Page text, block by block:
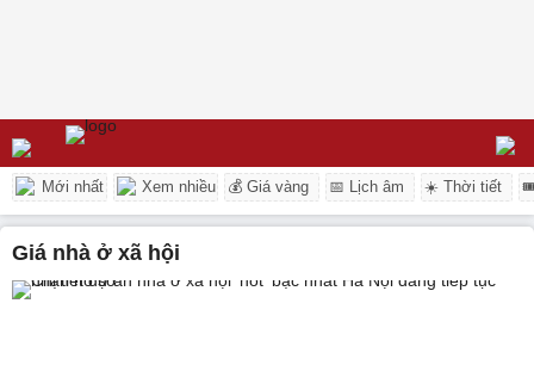
Mới nhất Xem nhiều 💰 Giá vàng 📅 Lịch âm ☀️ Thời tiết
giá nhà ở xã hội